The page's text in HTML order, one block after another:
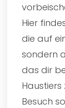
Hier
die auf
sondern
das dir
Haustiers
Besuch